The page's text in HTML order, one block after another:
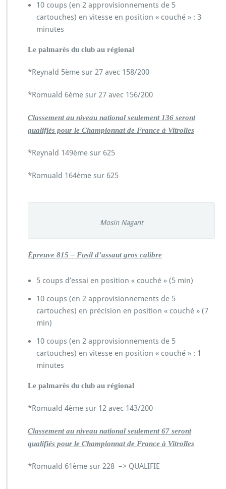
10 coups (en 2 approvisionnements de 5
cartouches) en vitesse en position « couché » : 3
minutes
Le palmarès du club au régional
*Reynald 5ème sur 27 avec 158/200
*Romuald 6ème sur 27 avec 156/200
Classement au niveau national seulement 136 seront
qualifiés pour le Championnat de France à Vitrolles
*Reynald 149ème sur 625
*Romuald 164ème sur 625
Mosin Nagant
Épreuve 815 – Fusil d’assaut gros calibre
5 coups d’essai en position « couché » (5 min)
10 coups (en 2 approvisionnements de 5
cartouches) en précision en position « couché » (7
min)
10 coups (en 2 approvisionnements de 5
cartouches) en vitesse en position « couché » : 1
minutes
Le palmarès du club au régional
*Romuald 4ème sur 12 avec 143/200
Classement au niveau national seulement 67 seront
qualifiés pour le Championnat de France à Vitrolles
*Romuald 61ème sur 228 –> QUALIFIE